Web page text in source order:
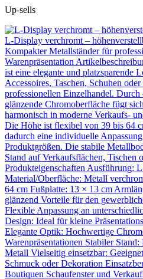
Up-sells
L-Display verchromt –
Kompakter Metallständer für
Warenpräsentation
ist eine elegante und platzsparende
Accessoires, Taschen, Schuhen
professionellen Einzelhandel.
glänzende Chromoberfläche fügt
harmonisch in moderne Verkaufs-
Die Höhe ist flexibel von 39 bis 64
dadurch eine individuelle
Produktgrößen. Die stabile
Stand auf Verkaufsflächen, Tischen
Produkteigenschaften Ausführung:
Material/Oberfläche: Metall
64 cm Fußplatte: 13 × 13 cm
glänzend Vorteile für den
Flexible Anpassung an
Design: Ideal für kleine
Elegante Optik: Hochwertige
Warenpräsentationen Stabiler
Metall Vielseitig einsetzbar:
Schmuck oder Dekoration
Boutiquen Schaufenster und